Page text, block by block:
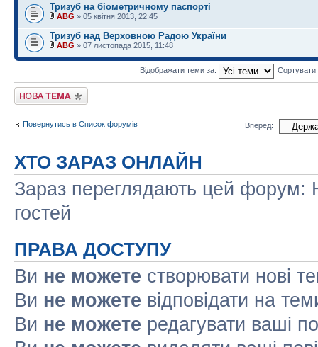
Тризуб на біометричному паспорті
ABG » 05 квітня 2013, 22:45
Тризуб над Верховною Радою України
ABG » 07 листопада 2015, 11:48
Відображати теми за:
Створити нову тему
Повернутись в Список форумів Вперед:
ХТО ЗАРАЗ ОНЛАЙН
Зараз переглядають цей форум:
гостей
ПРАВА ДОСТУПУ
Ви не можете створювати нові
Ви не можете відповідати на
Ви не можете редагувати ваші